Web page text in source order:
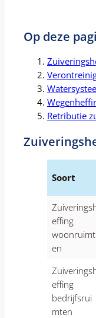
Op deze
Retributie
Soort
effing
woonruimt
en
effing
bedrijfsrui
mten